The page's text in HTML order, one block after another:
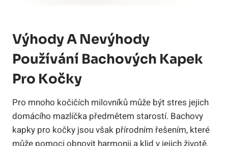
Výhody A Nevýhody
Používání Bachových Kapek
Pro Kočky
Pro mnoho kočičích milovníků může být stres jejich
domácího mazlíčka předmětem starostí. Bachovy
kapky pro kočky jsou však přírodním řešením, které